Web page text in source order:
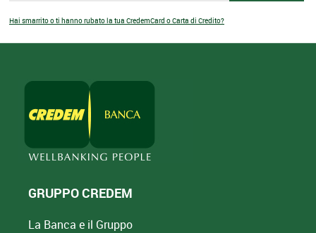
Hai smarrito o ti hanno rubato la tua CredemCard o Carta di Credito?
GRUPPO CREDEM
La Banca e il Gruppo